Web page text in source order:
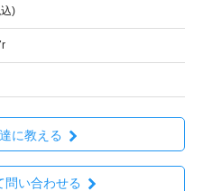
)
に教える
問い合わせる